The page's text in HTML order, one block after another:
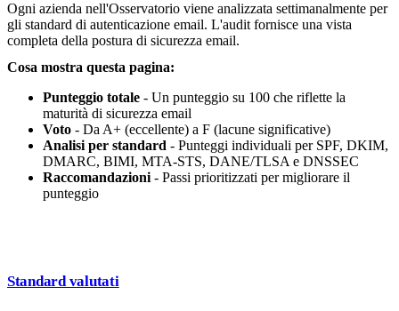
Ogni azienda nell'Osservatorio viene analizzata settimanalmente per
gli standard di autenticazione email. L'audit fornisce una vista
completa della postura di sicurezza email.
Cosa mostra questa pagina:
Punteggio totale - Un punteggio su 100 che riflette la
maturità di sicurezza email
Voto - Da A+ (eccellente) a F (lacune significative)
Analisi per standard - Punteggi individuali per SPF, DKIM,
DMARC, BIMI, MTA-STS, DANE/TLSA e DNSSEC
Raccomandazioni - Passi prioritizzati per migliorare il
punteggio
Standard valutati